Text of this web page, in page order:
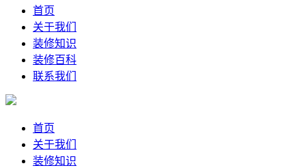
首页
关于我们
装修知识
装修百科
联系我们
首页
关于我们
装修知识